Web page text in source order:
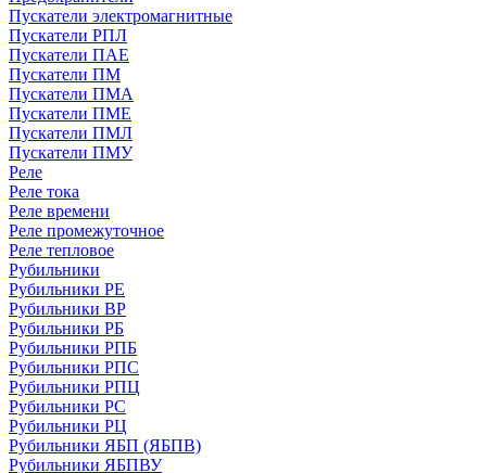
Пускатели электромагнитные
Пускатели РПЛ
Пускатели ПАЕ
Пускатели ПМ
Пускатели ПМА
Пускатели ПМЕ
Пускатели ПМЛ
Пускатели ПМУ
Реле
Реле тока
Реле времени
Реле промежуточное
Реле тепловое
Рубильники
Рубильники РЕ
Рубильники ВР
Рубильники РБ
Рубильники РПБ
Рубильники РПС
Рубильники РПЦ
Рубильники РС
Рубильники РЦ
Рубильники ЯБП (ЯБПВ)
Рубильники ЯБПВУ